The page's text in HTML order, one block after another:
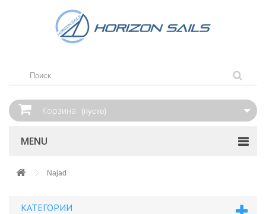
Корзина (пусто)
MENU
Najad
КАТЕГОРИИ